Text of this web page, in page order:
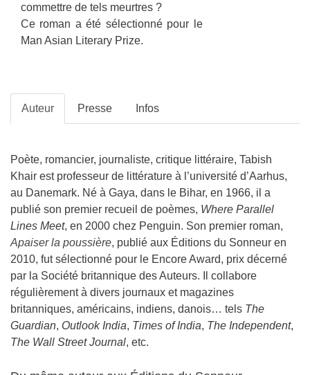
commettre de tels meurtres ?
Ce roman a été sélectionné pour le
Man Asian Literary Prize.
Auteur Presse Infos
Poète, romancier, journaliste, critique littéraire, Tabish
Khair est professeur de littérature à l’université d’Aarhus,
au Danemark. Né à Gaya, dans le Bihar, en 1966, il a
publié son premier recueil de poèmes, Where Parallel
Lines Meet, en 2000 chez Penguin. Son premier roman,
Apaiser la poussière, publié aux Éditions du Sonneur en
2010, fut sélectionné pour le Encore Award, prix décerné
par la Société britannique des Auteurs. Il collabore
régulièrement à divers journaux et magazines
britanniques, américains, indiens, danois… tels The
Guardian, Outlook India, Times of India, The Independent,
The Wall Street Journal, etc.